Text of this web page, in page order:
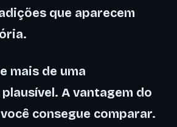
que aparecem
mais de uma
A vantagem do
consegue comparar.